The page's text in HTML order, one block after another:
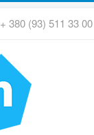
+ 380 (93) 511 33 00